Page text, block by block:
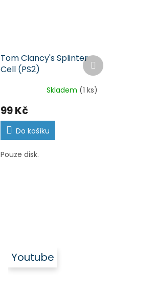
Tom Clancy's Splinter
Cell (PS2)
Skladem (1 ks)
99 Kč
Do košíku
Pouze disk.
Další
produkt
Youtube